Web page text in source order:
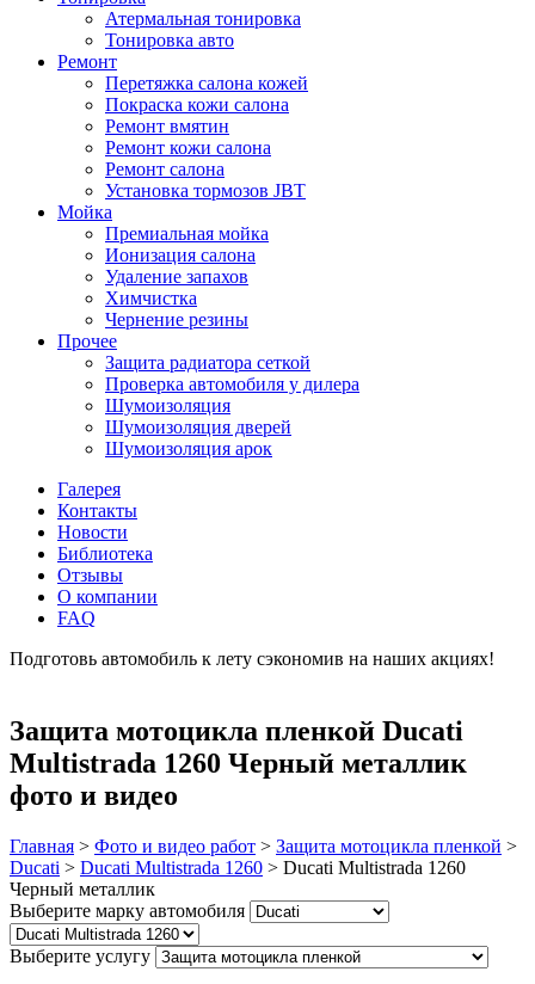
Атермальная тонировка
Тонировка авто
Ремонт
Перетяжка салона кожей
Покраска кожи салона
Ремонт вмятин
Ремонт кожи салона
Ремонт салона
Установка тормозов JBT
Мойка
Премиальная мойка
Ионизация салона
Удаление запахов
Химчистка
Чернение резины
Прочее
Защита радиатора сеткой
Проверка автомобиля у дилера
Шумоизоляция
Шумоизоляция дверей
Шумоизоляция арок
Галерея
Контакты
Новости
Библиотека
Отзывы
О компании
FAQ
Подготовь автомобиль к лету сэкономив на наших акциях!
Защита мотоцикла пленкой Ducati
Multistrada 1260 Черный металлик
фото и видео
Главная > Фото и видео работ > Защита мотоцикла пленкой >
Ducati > Ducati Multistrada 1260 > Ducati Multistrada 1260
Черный металлик
Выберите марку автомобиля
Выберите услугу